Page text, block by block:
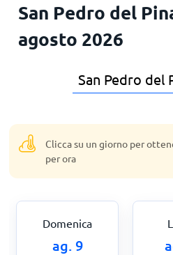
San Pedro del
agosto 2026
Clicca su un giorno per
per ora
Domenica
ag. 9